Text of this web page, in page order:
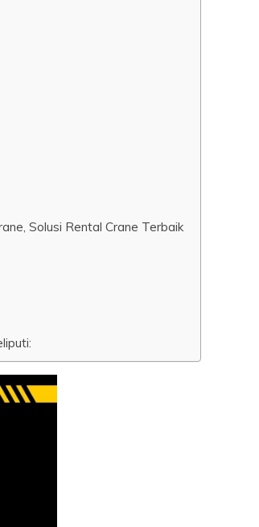
Solusi Rental Crane Terbaik